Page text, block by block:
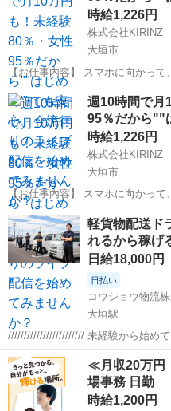
時給1,226円
株式会社KIRINZ
大垣市
【お仕事内容】 スマホに向かっ
（17LIVE／Pococha／IRIAM な
——————————— 配信内容は
——————————— ・今日...
岐阜 大垣市 イベントス
週10時間で月
95％だから""
時給1,226円
株式会社KIRINZ
大垣市
【お仕事内容】 スマホに向かっ
（17LIVE／Pococha／IRIAM な
——————————— 配信内容は
——————————— ・今日...
岐阜 大垣市 イベントスタ
軽貨物配送ド
れるから稼げ
日給18,000円
日払い
コウショウ物流
大垣駅
//////////////////////// 未経験から始めて ”月収50万円”のドライバー多数！
コレ、普通免許があれば アナタ
//////////////////////// 軽貨物配送...
岐阜 大垣市 大垣駅 ド
≪月収20万円
場事務 日勤
時給1,200円